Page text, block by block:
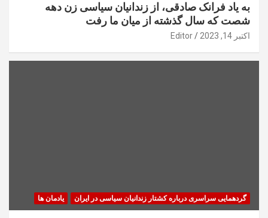
به یاد فرانک صادقی، از زندانیان سیاسی زن دهه
شصت که سال گذشته از میان ما رفت
اکتبر 14, 2023 Editor
گردهمایی سراسری درباره کشتار زندانیان سیاسی در ایران یادمان ها